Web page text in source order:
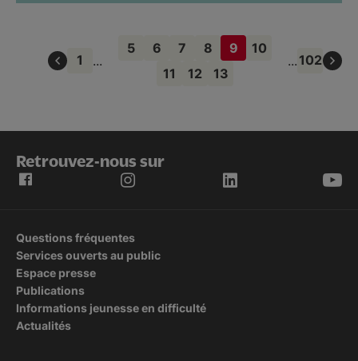
1 ... Page
5 Page
6 Page
7 Page
8
Page
courante
9 Page
10
Page
11 Page
12 Page
13
... 102
Retrouvez-nous sur
Questions fréquentes
Services ouverts au public
Espace presse
Publications
Informations jeunesse en difficulté
Actualités